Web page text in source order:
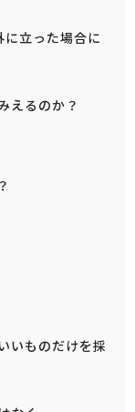
立った場合に
えるのか？
いものだけを採